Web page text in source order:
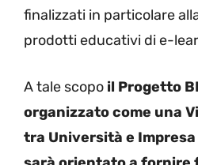
finalizzati in particolare
prodotti educativi di e-
A tale scopo il Progetto
organizzato come una
tra Università e